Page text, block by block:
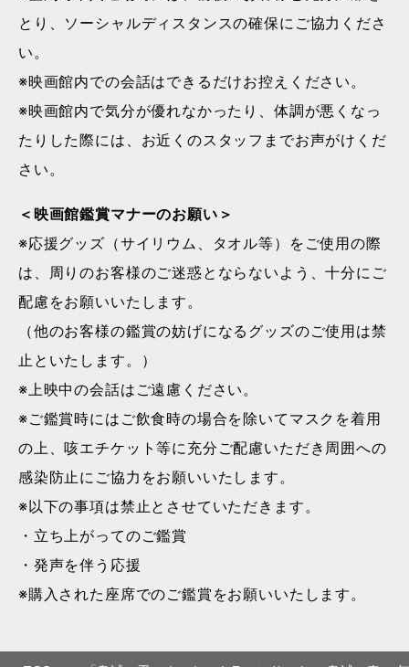
とり、ソーシャルディスタンスの確保にご協力くださ
い。
※映画館内での会話はできるだけお控えください。
※映画館内で気分が優れなかったり、体調が悪くなっ
たりした際には、お近くのスタッフまでお声がけくだ
さい。
＜映画館鑑賞マナーのお願い＞
※応援グッズ（サイリウム、タオル等）をご使用の際
は、周りのお客様のご迷惑とならないよう、十分にご
配慮をお願いいたします。
（他のお客様の鑑賞の妨げになるグッズのご使用は禁
止といたします。）
※上映中の会話はご遠慮ください。
※ご鑑賞時にはご飲食時の場合を除いてマスクを着用
の上、咳エチケット等に充分ご配慮いただき周囲への
感染防止にご協力をお願いいたします。
※以下の事項は禁止とさせていただきます。
・立ち上がってのご鑑賞
・発声を伴う応援
※購入された座席でのご鑑賞をお願いいたします。